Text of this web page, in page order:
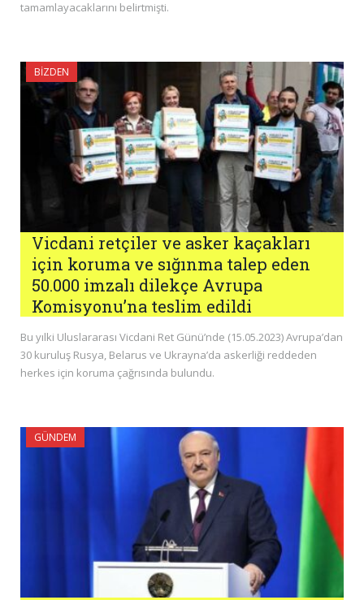
tamamlayacaklarını belirtmişti.
BIZDEN
Vicdani retçiler ve asker kaçakları
için koruma ve sığınma talep eden
50.000 imzalı dilekçe Avrupa
Komisyonu’na teslim edildi
Bu yılki Uluslararası Vicdani Ret Günü’nde (15.05.2023) Avrupa’dan
30 kuruluş Rusya, Belarus ve Ukrayna’da askerliği reddeden
herkes için koruma çağrısında bulundu.
GÜNDEM